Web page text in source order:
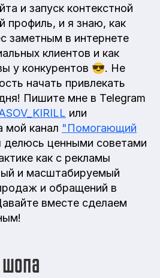
и запуск контекстной
и я знаю, как
заметным в интернете
клиентов и как
у конкурентов 😎. Не
начать привлекать
Пишите мне в Telegram
или
мой канал "Помогающий
делюсь ценными советами
как с рекламы
и масштабируемый
и обращений в
вместе сделаем